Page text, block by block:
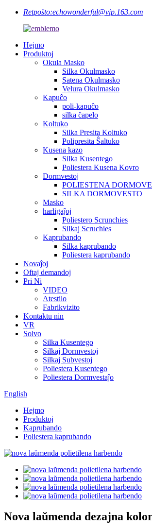
Retpoŝto:echowonderful@vip.163.com
Hejmo
Produktoj
Okula Masko
Silka Okulmasko
Satena Okulmasko
Velura Okulmasko
Kapuĉo
poli-kapuĉo
silka ĉapelo
Koltuko
Silka Presita Koltuko
Polipresita Ŝaltuko
Kusena kazo
Silka Kusentego
Poliestera Kusena Kovro
Dormvestoj
POLIESTENA
SILKA DORMOVESTO
Masko
harligaĵoj
Poliestero Scrunchies
Silkaj Scruchies
Kaprubando
Silka kaprubando
Poliestera kaprubando
Novaĵoj
Oftaj demandoj
Pri Ni
VIDEO
Atestilo
Fabrikvizito
Kontaktu nin
VR
Solvo
Silka Kusentego
Silkaj Dormvestoj
Silkaj Subvestoj
Poliestera Kusentego
Poliestera Dormvestaĵo
English
Hejmo
Produktoj
Kaprubando
Poliestera kaprubando
Nova laŭmenda dezajna